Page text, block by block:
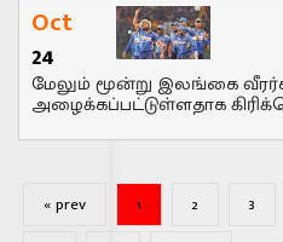
Oct
24
மேலும் மூன்று இலங்கை
அழைக்கப்பட்டுள்ளதாக
« prev 1 2 3